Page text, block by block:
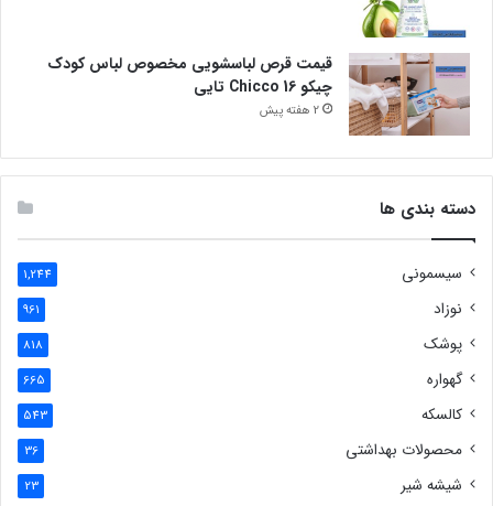
قیمت قرص لباسشویی مخصوص لباس کودک
چیکو Chicco 16 تایی
2 هفته پیش
دسته بندی ها
سیسمونی 1,244
نوزاد 961
پوشک 818
گهواره 665
کالسکه 543
محصولات بهداشتی 36
شیشه شیر 23